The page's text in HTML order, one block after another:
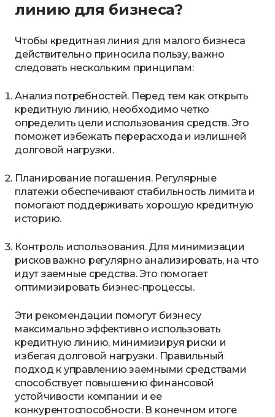
линию для бизнеса?
Чтобы кредитная линия для малого бизнеса
действительно приносила пользу, важно
следовать нескольким принципам:
Анализ потребностей. Перед тем как открыть
кредитную линию, необходимо четко
определить цели использования средств. Это
поможет избежать перерасхода и излишней
долговой нагрузки.
Планирование погашения. Регулярные
платежи обеспечивают стабильность лимита и
помогают поддерживать хорошую кредитную
историю.
Контроль использования. Для минимизации
рисков важно регулярно анализировать, на что
идут заемные средства. Это помогает
оптимизировать бизнес-процессы.
Эти рекомендации помогут бизнесу
максимально эффективно использовать
кредитную линию, минимизируя риски и
избегая долговой нагрузки. Правильный
подход к управлению заемными средствами
способствует повышению финансовой
устойчивости компании и ее
конкурентоспособности. В конечном итоге